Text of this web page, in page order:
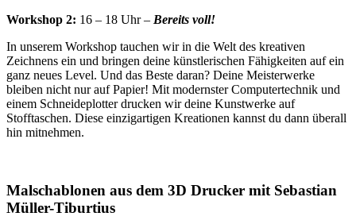
Workshop 2: 16 – 18 Uhr – Bereits voll!
In unserem Workshop tauchen wir in die Welt des kreativen
Zeichnens ein und bringen deine künstlerischen Fähigkeiten auf ein
ganz neues Level. Und das Beste daran? Deine Meisterwerke
bleiben nicht nur auf Papier! Mit modernster Computertechnik und
einem Schneideplotter drucken wir deine Kunstwerke auf
Stofftaschen. Diese einzigartigen Kreationen kannst du dann überall
hin mitnehmen.
Malschablonen aus dem 3D Drucker mit Sebastian
Müller-Tiburtius